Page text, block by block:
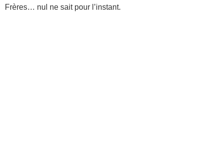
Frères… nul ne sait pour l’instant.